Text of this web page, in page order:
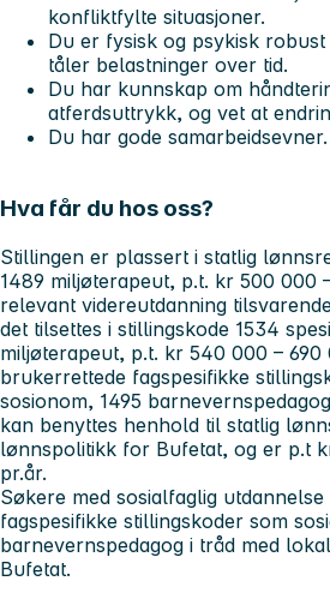
konfliktfylte situasjoner.
Du er fysisk og psykisk
tåler belastninger over tid.
Du har kunnskap om
atferdsuttrykk, og vet at
Du har gode samarbeidsevner.
Hva får du hos oss?
Stillingen er plassert i statlig
1489 miljøterapeut, p.t. kr 500 000
relevant videreutdanning
det tilsettes i stillingskode 1534
miljøterapeut, p.t. kr 540 000 –
brukerrettede fagspesifikke
sosionom, 1495
kan benyttes henhold til statlig
lønnspolitikk for Bufetat, og er p.t
pr.år.
Søkere med sosialfaglig
fagspesifikke stillingskoder som
barnevernspedagog i tråd med
Bufetat.